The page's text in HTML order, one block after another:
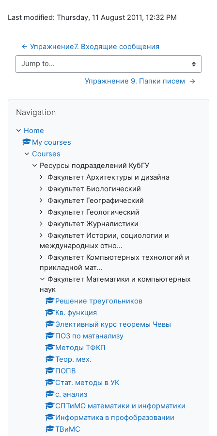
Last modified: Thursday, 11 August 2011, 12:32 PM
← Упражнение7. Входящие сообщения
Jump to...
Упражнение 9. Папки писем  →
Navigation
Home
My courses
Courses
Ресурсы подразделений КубГУ
Факультет Архитектуры и дизайна
Факультет Биологический
Факультет Географический
Факультет Геологический
Факультет Журналистики
Факультет Истории, социологии и
международных отно...
Факультет Компьютерных технологий и
прикладной мат...
Факультет Математики и компьютерных
наук
Решение треугольников
Кв. функция
Элективный курс теоремы Чевы
ПОЗ по матанализу
Методы ТФКП
Теор. мех.
ПОПВ
Стат. методы в УК
с. анализ
СПТиМО математики и информатики
Информатика в профобразовании
ТВиМС